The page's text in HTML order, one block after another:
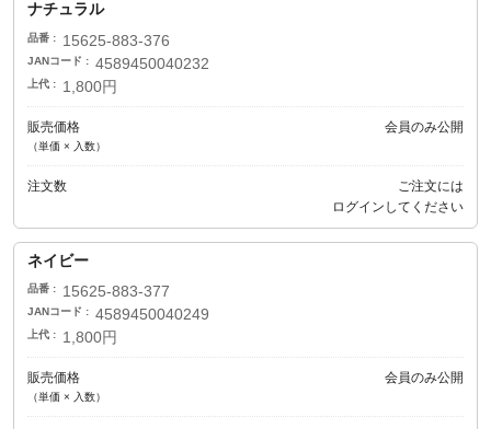
ナチュラル
品番 15625-883-376
JANコード 4589450040232
上代 1,800円
販売価格
（単価 × 入数）
会員のみ公開
注文数
ご注文には
ログイン してください
ネイビー
品番 15625-883-377
JANコード 4589450040249
上代 1,800円
販売価格
（単価 × 入数）
会員のみ公開